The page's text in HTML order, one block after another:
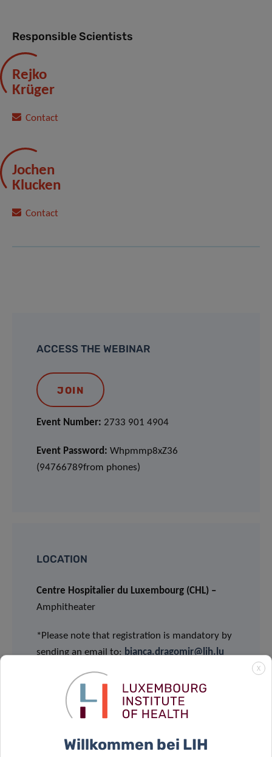
Responsible Scientists
Rejko
Krüger
Contact
Jochen
Klucken
Contact
ACCESS THE WEBINAR
JOIN
Event Number: 2733 901 4904
Event Password: Whpmmp8xZ36
(94766789from phones)
LOCATION
Centre Hospitalier du Luxembourg (CHL) –
Amphitheater
*Please note that registration is mandatory by
sending an email to: bianca.dragomir@lih.lu
X
Willkommen bei LIH